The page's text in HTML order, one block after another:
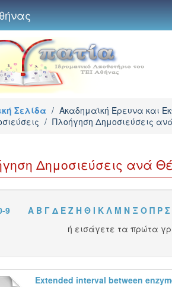
Σελίδα / Ακαδημαϊκή Έρευνα και
/ Πλοήγηση Δημοσιεύσεις
Δημοσιεύσεις ανά
9 Α Β Γ Δ Ε Ζ Η Θ Ι Κ Λ Μ Ν Ξ Ο Π Ρ Σ
ή εισάγετε τα πρώτα
Extended interval between